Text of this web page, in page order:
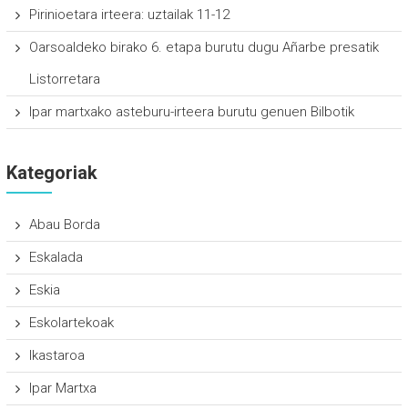
Pirinioetara irteera: uztailak 11-12
Oarsoaldeko birako 6. etapa burutu dugu Añarbe presatik
Listorretara
Ipar martxako asteburu-irteera burutu genuen Bilbotik
Kategoriak
Abau Borda
Eskalada
Eskia
Eskolartekoak
Ikastaroa
Ipar Martxa